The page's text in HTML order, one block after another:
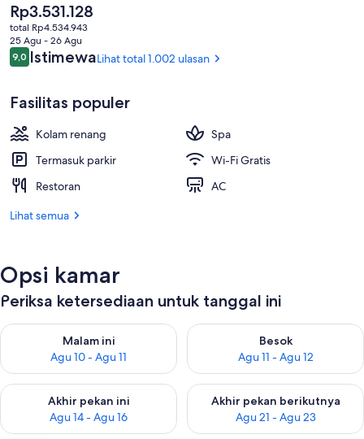
Mata air panas
Harga
saat
ini
Rp3.531.128
Rp3.531.128
total Rp4.534.943
25 Agu - 26 Agu
Ulasan
9,09,0 dari 10
IstimewaLihat total 1.002 ulasan
Fasilitas populer
Kolam renang
Spa
Termasuk parkir
Wi-Fi Gratis
Restoran
AC
Lihat semua
Opsi kamar
Periksa ketersediaan untuk tanggal ini
Malam ini
Agu 10 - Agu 11
Periksa ketersediaan untuk malam ini Agu 10 - Agu 11
Besok
Agu 11 - Agu 12
Periksa ketersediaan untuk
Akhir pekan ini
Agu 14 - Agu 16
Periksa ketersediaan untuk akhir pekan ini Agu 14 - Agu 16
Akhir pekan berikutnya
Agu 21 - Agu 23
Periksa ketersediaan untuk